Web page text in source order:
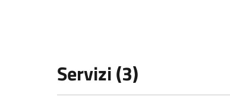
Servizi (3)